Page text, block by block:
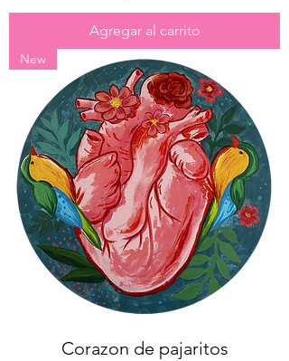
Agregar al carrito
New
Corazon de pajaritos